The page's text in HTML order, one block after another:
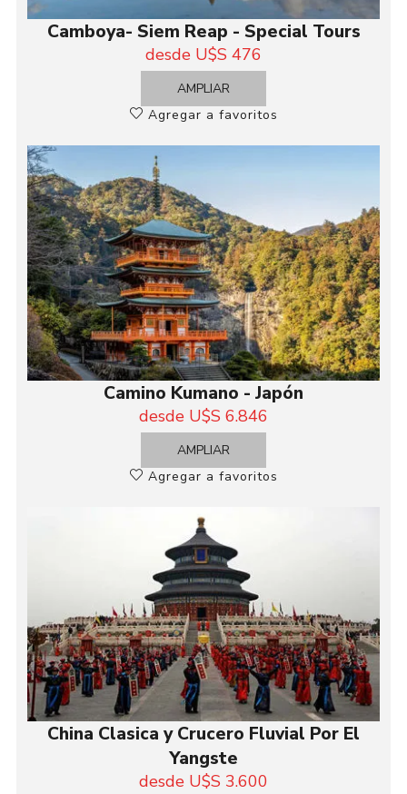
Camboya- Siem Reap - Special Tours
desde U$S 476
AMPLIAR
Agregar a favoritos
Camino Kumano - Japón
desde U$S 6.846
AMPLIAR
Agregar a favoritos
China Clasica y Crucero Fluvial Por El
Yangste
desde U$S 3.600